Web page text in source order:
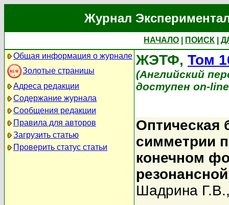
Журнал
НАЧАЛО ПОИСК
Общая информация о журнале
Золотые страницы
Адреса редакции
Содержание журнала
Сообщения редакции
Правила для авторов
Загрузить статью
Проверить статус статьи
ЖЭТФ, Том
(Английский
доступен on-
Оптическая
симметрии
конечном
Шадрина Г.В.